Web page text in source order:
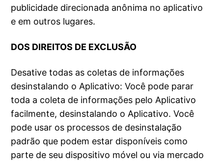
publicidade direcionada anônima no aplicativo
e em outros lugares.
DOS DIREITOS DE EXCLUSÃO
Desative todas as coletas de informações
desinstalando o Aplicativo: Você pode parar
toda a coleta de informações pelo Aplicativo
facilmente, desinstalando o Aplicativo. Você
pode usar os processos de desinstalação
padrão que podem estar disponíveis como
parte de seu dispositivo móvel ou via mercado